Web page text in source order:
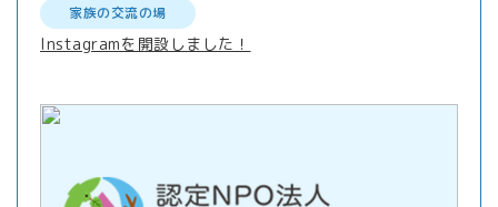
家族の交流の場
Instagramを開設しました！